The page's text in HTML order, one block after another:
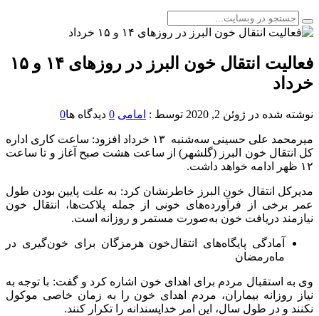
فعالیت انتقال خون البرز در روزهای ۱۴ و ۱۵
خرداد
نوشته شده در ژوئن 2, 2020 توسط : امامی 0 دیدگاه ها0
میرمحمد علی حسینی سه‌شنبه ۱۳ خرداد افزود: ساعت کاری اداره
کل انتقال خون البرز (گلشهر) از ساعت هشت صبح آغاز و تا ساعت
۱۲ ظهر ادامه خواهد داشت.
مدیرکل انتقال خون البرز خاطرنشان کرد: به علت پایین بودن طول
عمر برخی از فرآورده‌های خونی از جمله پلاکت‌ها، انتقال خون
نیازمند دریافت خون به‌صورت مستمر و روزانه است.
آمادگی پایگاه‌های انتقال‌خون هرمزگان برای خون‌گیری در
ماه‌رمضان
وی به استقبال مردم برای اهدای خون اشاره کرد و گفت: با توجه به
نیاز روزانه بیماران، مردم اهدای خون را به زمان خاصی موکول
نکنند و در طول سال، این امر خداپسندانه را تکرار کنند.